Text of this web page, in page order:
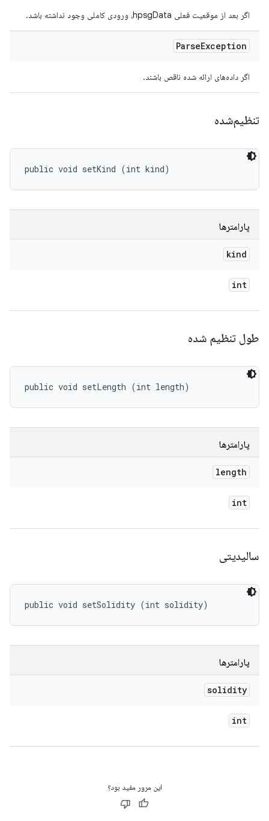
اگر بعد از موقعیت فعلی hpsgData، ورودی کاملی وجود نداشته باشد.
ParseException
اگر داده‌های ارائه شده ناقص باشند.
تنظیم‌شده
public void setKind (int kind)
پارامترها
kind
int
طول تنظیم شده
public void setLength (int length)
پارامترها
length
int
سالیدیتی
public void setSolidity (int solidity)
پارامترها
solidity
int
این مرور مفید بود؟